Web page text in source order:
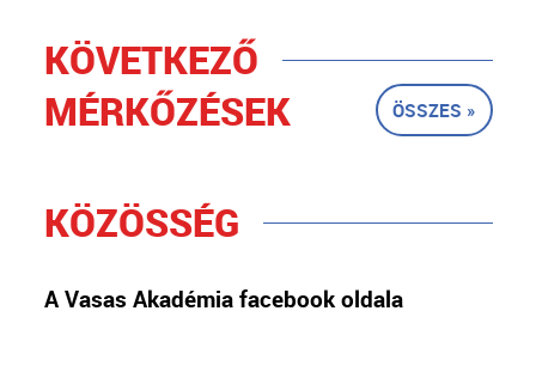
KÖVETKEZŐ
MÉRKŐZÉSEK
ÖSSZES »
KÖZÖSSÉG
A Vasas Akadémia facebook oldala